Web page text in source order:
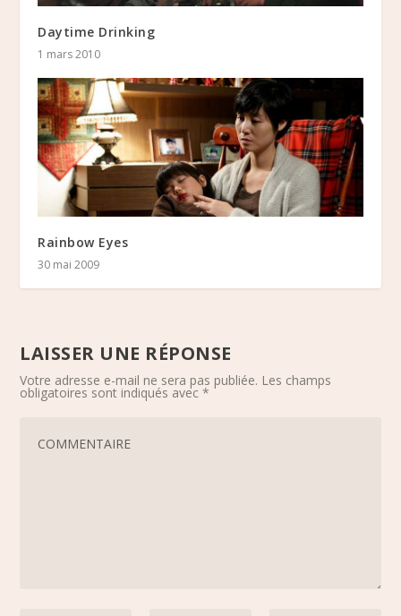
Daytime Drinking
1 mars 2010
Rainbow Eyes
30 mai 2009
LAISSER UNE RÉPONSE
Votre adresse e-mail ne sera pas publiée. Les champs
obligatoires sont indiqués avec*